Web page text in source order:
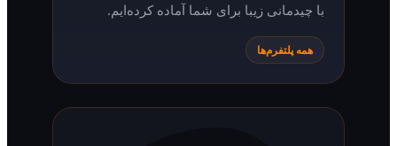
با چیدمانی زیبا برای شما آماده کرده‌ایم.
همه پلتفرم‌ها